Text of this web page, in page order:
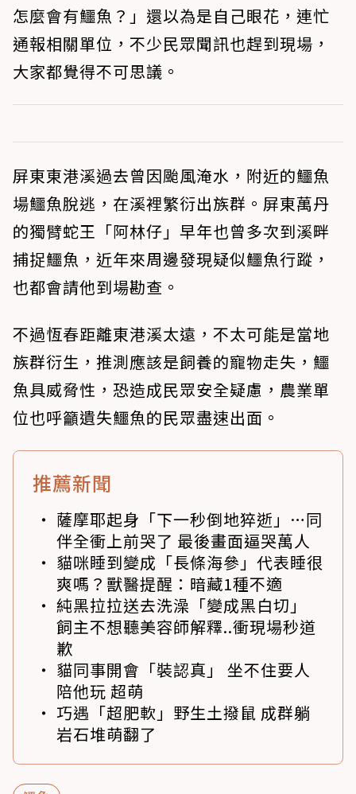
怎麼會有鱷魚？」還以為是自己眼花，連忙
通報相關單位，不少民眾聞訊也趕到現場，
大家都覺得不可思議。
屏東東港溪過去曾因颱風淹水，附近的鱷魚
場鱷魚脫逃，在溪裡繁衍出族群。屏東萬丹
的獨臂蛇王「阿林仔」早年也曾多次到溪畔
捕捉鱷魚，近年來周邊發現疑似鱷魚行蹤，
也都會請他到場勘查。
不過恆春距離東港溪太遠，不太可能是當地
族群衍生，推測應該是飼養的寵物走失，鱷
魚具威脅性，恐造成民眾安全疑慮，農業單
位也呼籲遺失鱷魚的民眾盡速出面。
推薦新聞
薩摩耶起身「下一秒倒地猝逝」…同
伴全衝上前哭了 最後畫面逼哭萬人
貓咪睡到變成「長條海參」代表睡很
爽嗎？獸醫提醒：暗藏1種不適
純黑拉拉送去洗澡「變成黑白切」
飼主不想聽美容師解釋..衝現場秒道
歉
貓同事開會「裝認真」 坐不住要人
陪他玩 超萌
巧遇「超肥軟」野生土撥鼠 成群躺
岩石堆萌翻了